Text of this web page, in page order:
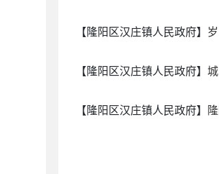
【隆阳区汉庄镇人民政府】
【隆阳区汉庄镇人民政府】
【隆阳区汉庄镇人民政府】